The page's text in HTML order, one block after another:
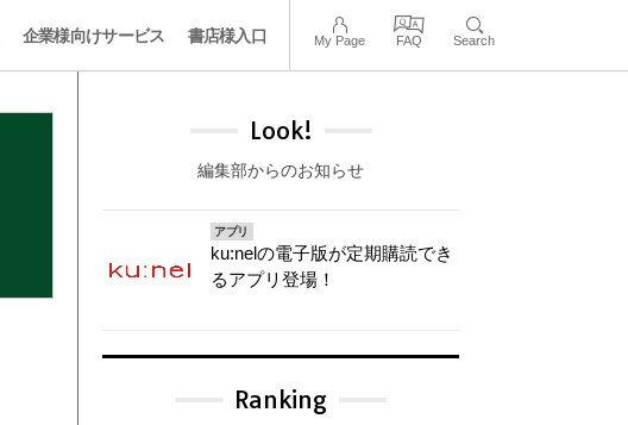
企業様向けサービス 書店様入口 My Page FAQ Search
Look!
編集部からのお知らせ
アプリ
ku:nelの電子版が定期購読でき
るアプリ登場！
Ranking